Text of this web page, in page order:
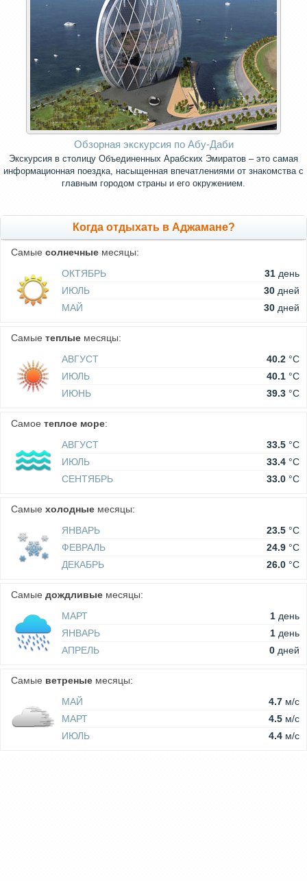
Обзорная экскурсия по Абу-Даби
Экскурсия в столицу Объединенных Арабских Эмиратов – это самая
информационная поездка, насыщенная впечатлениями от знакомства с
главным городом страны и его окружением.
Когда отдыхать в Аджамане?
Самые солнечные месяцы:
ОКТЯБРЬ
31 день
ИЮЛЬ
30 дней
МАЙ
30 дней
Самые теплые месяцы:
АВГУСТ
40.2 °C
ИЮЛЬ
40.1 °C
ИЮНЬ
39.3 °C
Самое теплое море:
АВГУСТ
33.5 °C
ИЮЛЬ
33.4 °C
СЕНТЯБРЬ
33.0 °C
Самые холодные месяцы:
ЯНВАРЬ
23.5 °C
ФЕВРАЛЬ
24.9 °C
ДЕКАБРЬ
26.0 °C
Самые дождливые месяцы:
МАРТ
1 день
ЯНВАРЬ
1 день
АПРЕЛЬ
0 дней
Самые ветреные месяцы:
МАЙ
4.7 м/c
МАРТ
4.5 м/c
ИЮЛЬ
4.4 м/c